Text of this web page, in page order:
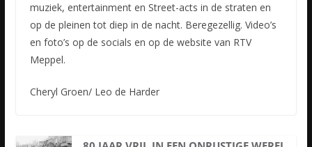
muziek, entertainment en Street-acts in de straten en
op de pleinen tot diep in de nacht. Beregezellig. Video’s
en foto’s op de socials en op de website van RTV
Meppel.
Cheryl Groen/ Leo de Harder